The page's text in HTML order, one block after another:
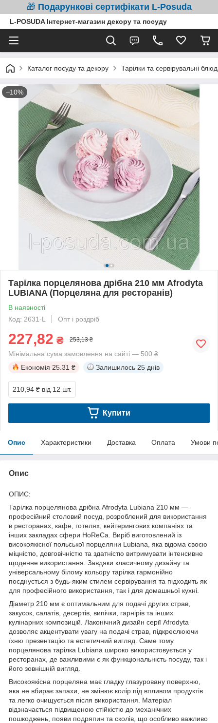
🎁 Подарункові сертифікати L-Posuda
L-POSUDA Інтернет-магазин декору та посуду
Каталог посуду та декору Тарілки та сервірувальні
–10%
Тарілка порцелянова дрібна 210 мм Afrodyta
LUBIANA (Порцеляна для ресторанів)
В наявності
Код: 2631-L
Опт і роздріб
227,82 ₴ 253,13 ₴
Мінімальна сума замовлення на сайті — 500 ₴
Економія 25.31 ₴ Залишилось 25 днів
210,94 ₴ від 12 шт.
Купити
Опис Характеристики Доставка Оплата Умови
Опис
ОПИС:
Тарілка порцелянова дрібна Afrodyta Lubiana 210 мм —
професійний столовий посуд, розроблений для використання
в ресторанах, кафе, готелях, кейтерингових компаніях та
інших закладах сфери HoReCa. Виріб виготовлений із
високоякісної польської порцеляни Lubiana, яка відома своєю
міцністю, довговічністю та здатністю витримувати інтенсивне
щоденне використання. Завдяки класичному дизайну та
універсальному білому кольору тарілка гармонійно
поєднується з будь-яким стилем сервірування та підходить як
для професійного використання, так і для домашньої кухні.
Діаметр 210 мм є оптимальним для подачі других страв,
закусок, салатів, десертів, випічки, гарнірів та інших
кулінарних композицій. Лаконічний дизайн серії Afrodyta
дозволяє акцентувати увагу на подачі страв, підкреслюючи
їхню презентацію та естетичний вигляд. Саме тому
порцелянова тарілка Lubiana широко використовується у
ресторанах, де важливими є як функціональність посуду, так і
його зовнішній вигляд.
Високоякісна порцеляна має гладку глазуровану поверхню,
яка не вбирає запахи, не змінює колір під впливом продуктів
та легко очищується після використання. Матеріал
відзначається підвищеною стійкістю до механічних
пошкоджень, появи подряпин та сколів, що особливо важливо